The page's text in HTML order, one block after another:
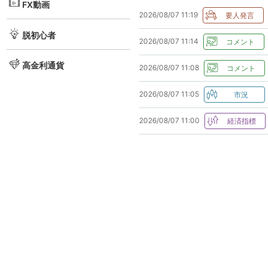
FX動画
脱初心者
高金利通貨
2026/08/07 11:19
2026/08/07 11:14
2026/08/07 11:08
2026/08/07 11:05
2026/08/07 11:00